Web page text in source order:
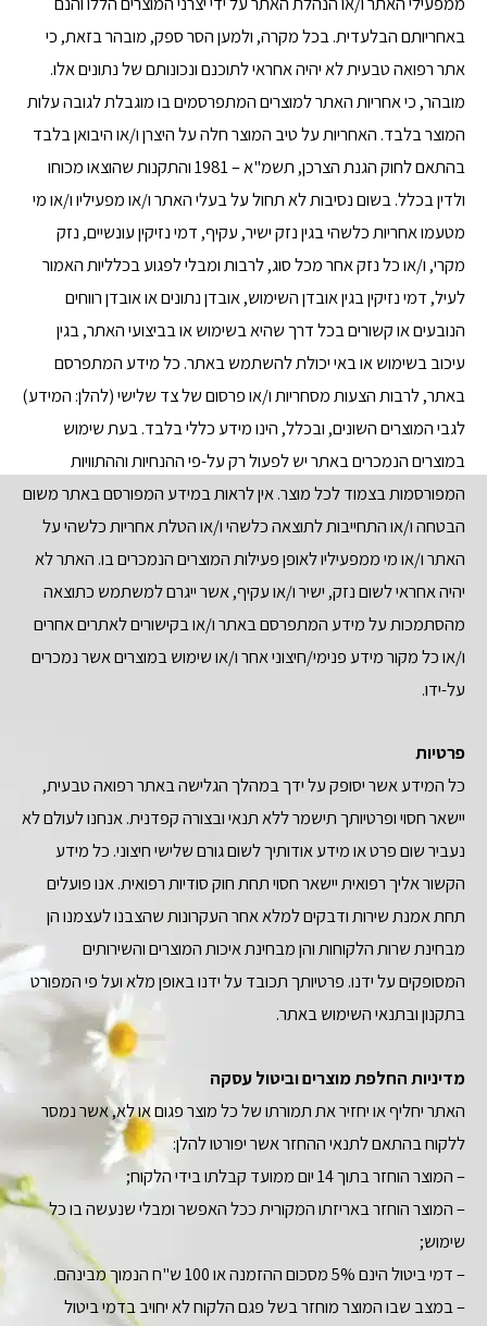
באחריותם הבלעדית. בכל מקרה, ולמען הסר ספק, מובהר בזאת, כי
אתר רפואה טבעית לא יהיה אחראי לתוכנם ונכונותם של נתונים אלו.
מובהר, כי אחריות האתר למוצרים המתפרסמים בו מוגבלת לגובה עלות
המוצר בלבד. האחריות על טיב המוצר חלה על היצרן ו/או היבואן בלבד
בהתאם לחוק הגנת הצרכן, תשמ"א – 1981 והתקנות שהוצאו מכוחו
ולדין בכלל. בשום נסיבות לא תחול על בעלי האתר ו/או מפעיליו ו/או מי
מטעמו אחריות כלשהי בגין נזק ישיר, עקיף, דמי נזיקין עונשיים, נזק
מקרי, ו/או כל נזק אחר מכל סוג, לרבות ומבלי לפגוע בכלליות האמור
לעיל, דמי נזיקין בגין אובדן השימוש, אובדן נתונים או אובדן רווחים
הנובעים או קשורים בכל דרך שהיא בשימוש או בביצועי האתר, בגין
עיכוב בשימוש או באי יכולת להשתמש באתר. כל מידע המתפרסם
באתר, לרבות הצעות מסחריות ו/או פרסום של צד שלישי (להלן: המידע)
לגבי המוצרים השונים, ובכלל, הינו מידע כללי בלבד. בעת שימוש
במוצרים הנמכרים באתר יש לפעול רק על-פי ההנחיות וההתוויות
המפורסמות בצמוד לכל מוצר. אין לראות במידע המפורסם באתר משום
הבטחה ו/או התחייבות לתוצאה כלשהי ו/או הטלת אחריות כלשהי על
האתר ו/או מי ממפעיליו לאופן פעילות המוצרים הנמכרים בו. האתר לא
יהיה אחראי לשום נזק, ישיר ו/או עקיף, אשר ייגרם למשתמש כתוצאה
מהסתמכות על מידע המתפרסם באתר ו/או בקישורים לאתרים אחרים
ו/או כל מקור מידע פנימי/חיצוני אחר ו/או שימוש במוצרים אשר נמכרים
על-ידו.
פרטיות
כל המידע אשר יסופק על ידך במהלך הגלישה באתר רפואה טבעית,
יישאר חסוי ופרטיותך תישמר ללא תנאי ובצורה קפדנית. אנחנו לעולם לא
נעביר שום פרט או מידע אודותיך לשום גורם שלישי חיצוני. כל מידע
הקשור אליך רפואית יישאר חסוי תחת חוק סודיות רפואית. אנו פועלים
תחת אמנת שירות ודבקים למלא אחר העקרונות שהצבנו לעצמנו הן
מבחינת שרות הלקוחות והן מבחינת איכות המוצרים והשירותים
המסופקים על ידנו. פרטיותך תכובד על ידנו באופן מלא ועל פי המפורט
בתקנון ובתנאי השימוש באתר.
מדיניות החלפת מוצרים וביטול עסקה
האתר יחליף או יחזיר את תמורתו של כל מוצר פגום או לא, אשר נמסר
ללקוח בהתאם לתנאי ההחזר אשר יפורטו להלן:
– המוצר הוחזר בתוך 14 יום ממועד קבלתו בידי הלקוח;
– המוצר הוחזר באריזתו המקורית ככל האפשר ומבלי שנעשה בו כל
שימוש;
– דמי ביטול הינם 5% מסכום ההזמנה או 100 ש"ח הנמוך מבינהם.
– במצב שבו המוצר מוחזר בשל פגם הלקוח לא יחויב בדמי ביטול